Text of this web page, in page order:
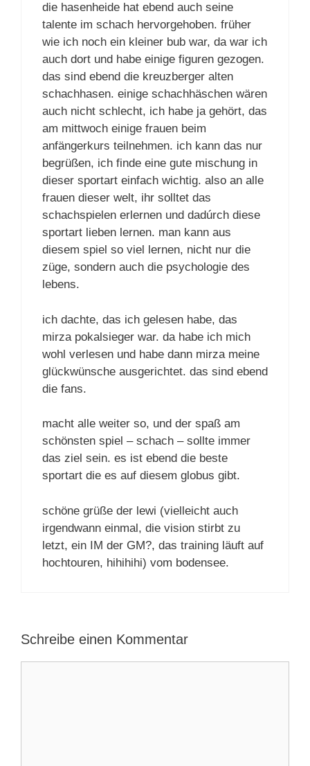
die hasenheide hat ebend auch seine
talente im schach hervorgehoben. früher
wie ich noch ein kleiner bub war, da war ich
auch dort und habe einige figuren gezogen.
das sind ebend die kreuzberger alten
schachhasen. einige schachhäschen wären
auch nicht schlecht, ich habe ja gehört, das
am mittwoch einige frauen beim
anfängerkurs teilnehmen. ich kann das nur
begrüßen, ich finde eine gute mischung in
dieser sportart einfach wichtig. also an alle
frauen dieser welt, ihr solltet das
schachspielen erlernen und dadúrch diese
sportart lieben lernen. man kann aus
diesem spiel so viel lernen, nicht nur die
züge, sondern auch die psychologie des
lebens.
ich dachte, das ich gelesen habe, das
mirza pokalsieger war. da habe ich mich
wohl verlesen und habe dann mirza meine
glückwünsche ausgerichtet. das sind ebend
die fans.
macht alle weiter so, und der spaß am
schönsten spiel – schach – sollte immer
das ziel sein. es ist ebend die beste
sportart die es auf diesem globus gibt.
schöne grüße der lewi (vielleicht auch
irgendwann einmal, die vision stirbt zu
letzt, ein IM der GM?, das training läuft auf
hochtouren, hihihihi) vom bodensee.
Schreibe einen Kommentar